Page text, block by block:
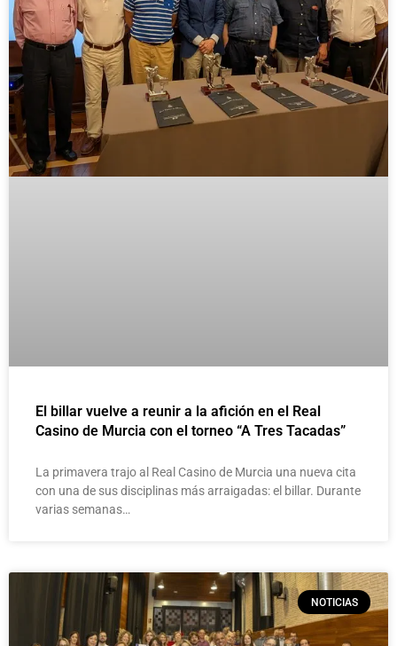
El billar vuelve a reunir a la afición en el Real
Casino de Murcia con el torneo “A Tres Tacadas”
La primavera trajo al Real Casino de Murcia una nueva cita
con una de sus disciplinas más arraigadas: el billar. Durante
varias semanas…
NOTICIAS